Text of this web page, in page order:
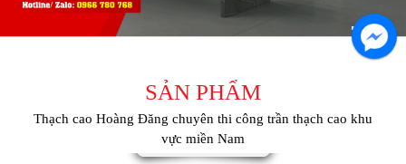
SẢN PHẨM
Thạch cao Hoàng Đăng chuyên thi công trần thạch cao khu
vực miền Nam